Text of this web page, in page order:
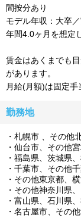
間按分あり
モデル年収：大卒
年間4.0ヶ月を想定
賃金はあくまでも
があります。
月給(月額)は固定手
勤務地
札幌市 、その他
仙台市、その他
福島県、茨城県
千葉市、その他
その他東京都、横
その他神奈川県
富山県、石川県
名古屋市、その